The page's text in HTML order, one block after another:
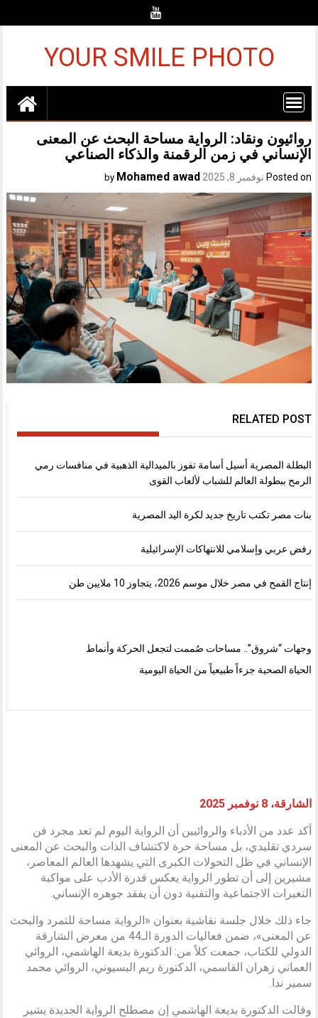
YOUR SMILE PHOTO
روائيون ونقاد: الرواية مساحة البحث عن المعنى
الإنساني في زمن الرقمنة والذكاء الصناعي
Posted on نوفمبر 8, 2025 Mohamed awad
RELATED POST
البطلة المصرية أسيل أسامة تفوز بالميدالية الذهبية في منافسات رمي
الرمح ببطولة العالم للشباب لألعاب القوى
بنات مصر تكتب تاريخ جديد لكرة اليد المصرية
رفض عربي وإسلامي للانتهاكات الإسرائيلية
إنتاج القمح في مصر خلال موسم 2026، يتجاوز 10 ملايين طن
وجهات “شروق”.. مساحات صُممت لتجعل الحركة وأنماط
الحياة الصحية جزءاً طبيعياً من الحياة اليومية
الشارقة، 8 نوفمبر 2025
أكد عدد من الأدباء والروائيين أن الرواية اليوم لم تعد مجرد فن
سردي تقليدي، بل مساحة حرة لاكتشاف الذات والبحث عن المعنى
الإنساني في ظل التحولات الكبرى التي يشهدها العالم المعاصر،
مشيرين إلى أن تطور الرواية يعكس قدرة الأدب على مواكبة
التغيرات الاجتماعية والتقنية دون أن يفقد جوهره الإنساني.
جاء ذلك خلال جلسة نقاشية بعنوان «الرواية مساحة للتمرد والبحث
عن المعنى»، ضمن فعاليات الدورة الـ44 من معرض الشارقة
الدولي للكتاب، جمعت كلاً من: الدكتورة بديعة الهاشمي، الروائي
العماني زهران القاسمي، الدكتورة ريم البسيوني، الروائي محمد
سمير ندا.
وقالت الدكتورة بديعة الهاشمي إن مصطلح الرواية الجديدة يشير